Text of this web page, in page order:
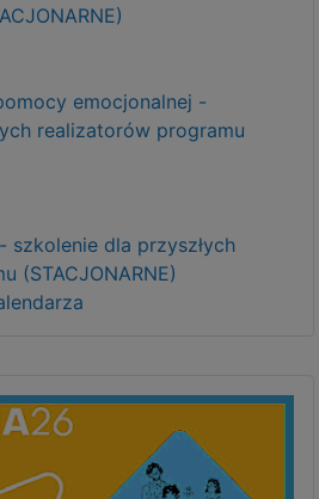
emocjonalnej -
realizatorów programu
szkolenie dla przyszłych
(STACJONARNE)